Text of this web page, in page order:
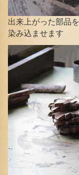
出来上がった部品
染み込ませます